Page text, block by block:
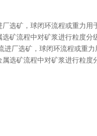
选矿，球闭环流程或重力
矿流程中对矿浆进行粒度分
进厂选矿，球闭环流程或重
选矿流程中对矿浆进行粒度